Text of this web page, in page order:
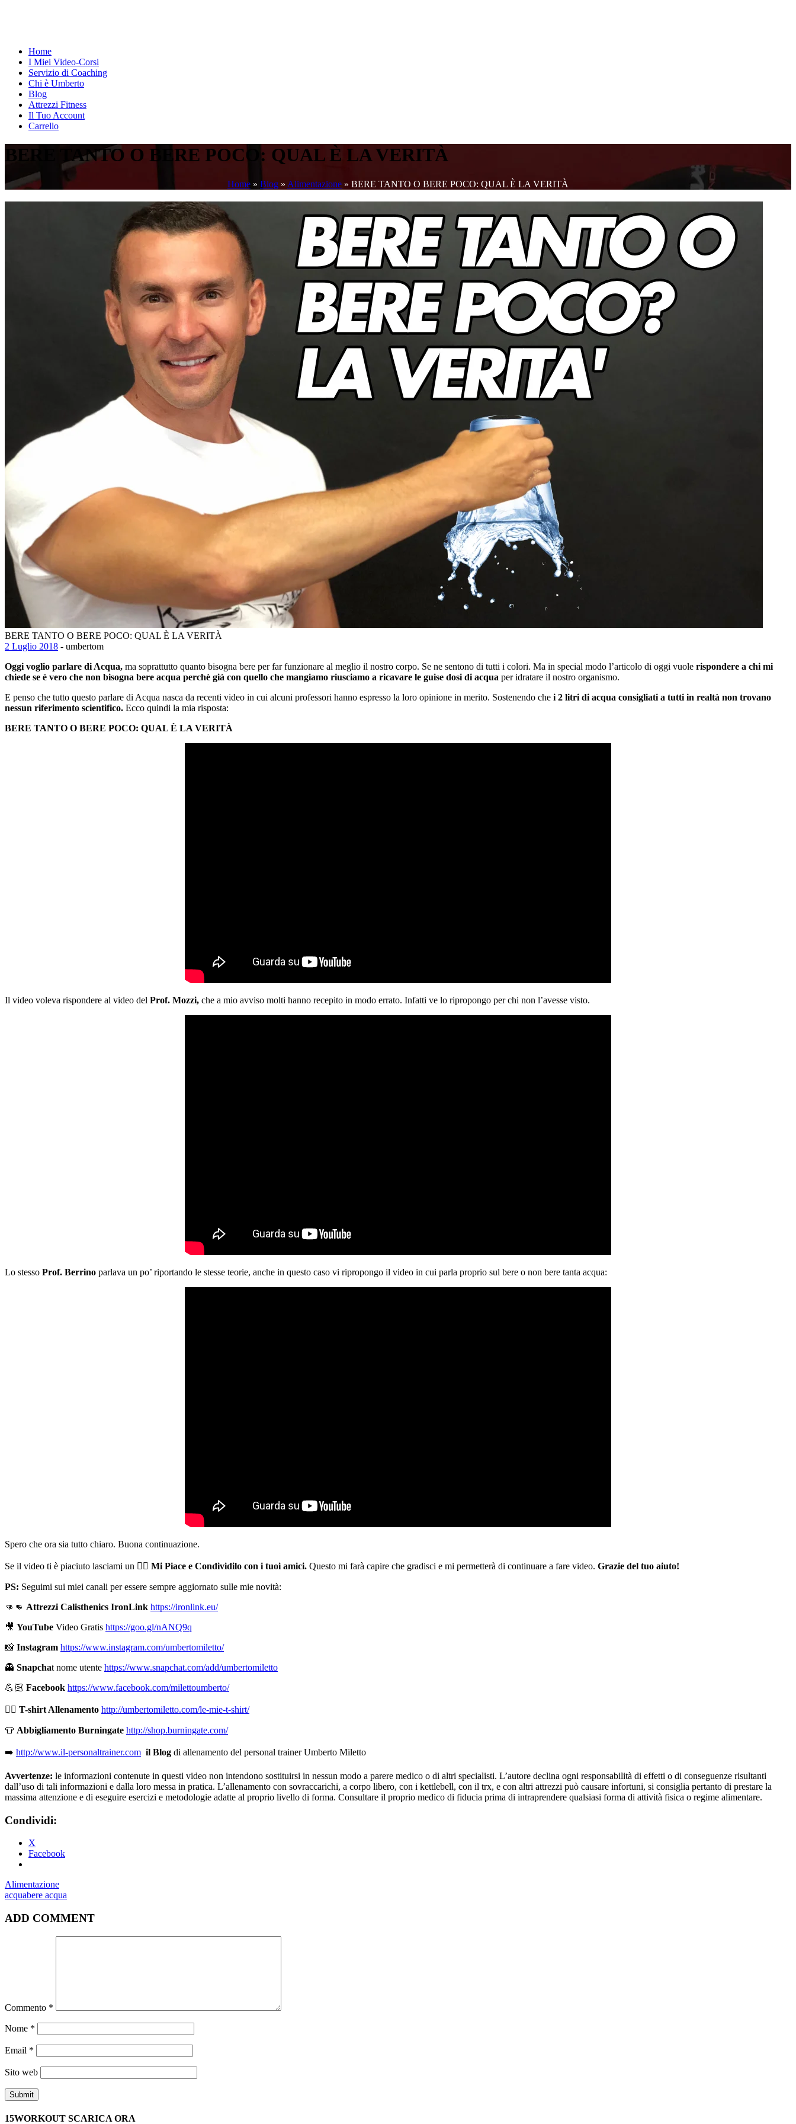
Home
I Miei Video-Corsi
Servizio di Coaching
Chi è Umberto
Blog
Attrezzi Fitness
Il Tuo Account
Carrello
BERE TANTO O BERE POCO: QUAL È LA VERITÀ
Home » Blog » Alimentazione » BERE TANTO O BERE POCO: QUAL È LA VERITÀ
BERE TANTO O BERE POCO: QUAL È LA VERITÀ
2 Luglio 2018 - umbertom
Oggi voglio parlare di Acqua, ma soprattutto quanto bisogna bere per far funzionare al meglio il nostro corpo. Se ne sentono di tutti i colori. Ma in special modo l’articolo di oggi vuole rispondere a chi mi
chiede se è vero che non bisogna bere acqua perchè già con quello che mangiamo riusciamo a ricavare le guise dosi di acqua per idratare il nostro organismo.
E penso che tutto questo parlare di Acqua nasca da recenti video in cui alcuni professori hanno espresso la loro opinione in merito. Sostenendo che i 2 litri di acqua consigliati a tutti in realtà non trovano
nessun riferimento scientifico. Ecco quindi la mia risposta:
BERE TANTO O BERE POCO: QUAL È LA VERITÀ
Il video voleva rispondere al video del Prof. Mozzi, che a mio avviso molti hanno recepito in modo errato. Infatti ve lo ripropongo per chi non l’avesse visto.
Lo stesso Prof. Berrino parlava un po’ riportando le stesse teorie, anche in questo caso vi ripropongo il video in cui parla proprio sul bere o non bere tanta acqua:
Spero che ora sia tutto chiaro. Buona continuazione.
Se il video ti è piaciuto lasciami un 👍🏻 Mi Piace e Condividilo con i tuoi amici. Questo mi farà capire che gradisci e mi permetterà di continuare a fare video. Grazie del tuo aiuto!
PS: Seguimi sui miei canali per essere sempre aggiornato sulle mie novità:
👊👊 Attrezzi Calisthenics IronLink https://ironlink.eu/
🎥 YouTube Video Gratis https://goo.gl/nANQ9q
📸 Instagram https://www.instagram.com/umbertomiletto/
👻 Snapchat nome utente https://www.snapchat.com/add/umbertomiletto
💪🏻 Facebook https://www.facebook.com/milettoumberto/
🏋🏻 T-shirt Allenamento http://umbertomiletto.com/le-mie-t-shirt/
👕 Abbigliamento Burningate http://shop.burningate.com/
➡️ http://www.il-personaltrainer.com il Blog di allenamento del personal trainer Umberto Miletto
Avvertenze: le informazioni contenute in questi video non intendono sostituirsi in nessun modo a parere medico o di altri specialisti. L’autore declina ogni responsabilità di effetti o di conseguenze risultanti
dall’uso di tali informazioni e dalla loro messa in pratica. L’allenamento con sovraccarichi, a corpo libero, con i kettlebell, con il trx, e con altri attrezzi può causare infortuni, si consiglia pertanto di prestare la
massima attenzione e di eseguire esercizi e metodologie adatte al proprio livello di forma. Consultare il proprio medico di fiducia prima di intraprendere qualsiasi forma di attività fisica o regime alimentare.
Condividi:
X
Facebook
Alimentazione
acquabere acqua
ADD COMMENT
Commento *
Nome *
Email *
Sito web
15WORKOUT SCARICA ORA